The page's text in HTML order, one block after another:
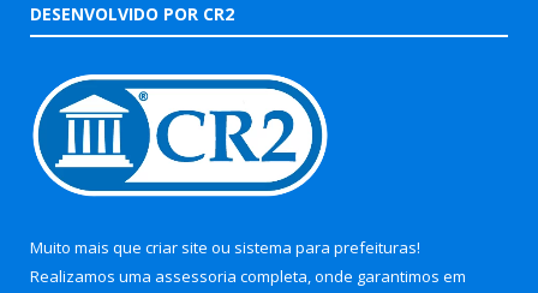
DESENVOLVIDO POR CR2
Muito mais que criar site ou sistema para prefeituras!
Realizamos uma assessoria completa, onde garantimos em